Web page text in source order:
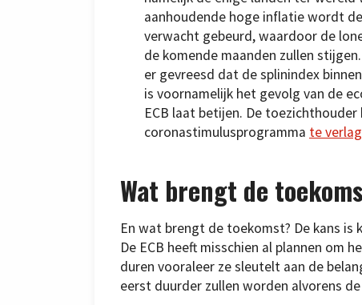
aanhoudende hoge inflatie wordt
verwacht gebeurd, waardoor de
de komende maanden zullen
er gevreesd dat de splinindex
is voornamelijk het gevolg van de
ECB laat betijen. De
coronastimulusprogramma te
Wat brengt de
En wat brengt de toekomst? De kans
De ECB heeft misschien al plannen om
duren vooraleer ze sleutelt aan de
eerst duurder zullen worden alvorens